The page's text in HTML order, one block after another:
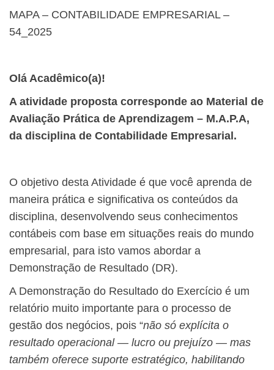
MAPA – CONTABILIDADE EMPRESARIAL –
54_2025
Olá Acadêmico(a)!
A atividade proposta corresponde ao Material de
Avaliação Prática de Aprendizagem – M.A.P.A,
da disciplina de Contabilidade Empresarial.
O objetivo desta Atividade é que você aprenda de
maneira prática e significativa os conteúdos da
disciplina, desenvolvendo seus conhecimentos
contábeis com base em situações reais do mundo
empresarial, para isto vamos abordar a
Demonstração de Resultado (DR).
A Demonstração do Resultado do Exercício é um
relatório muito importante para o processo de
gestão dos negócios, pois “não só explícita o
resultado operacional — lucro ou prejuízo — mas
também oferece suporte estratégico, habilitando